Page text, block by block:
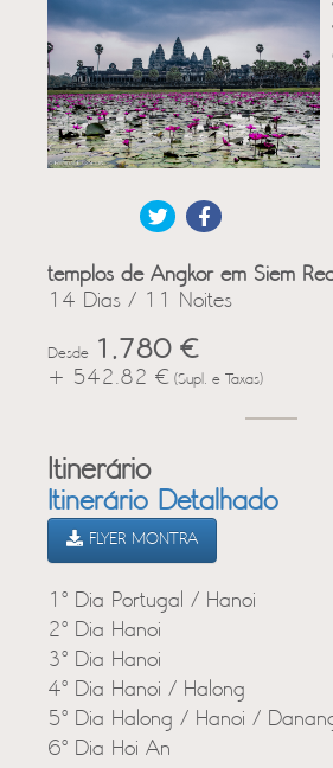
templos de Angkor em Siem
14 Dias / 11 Noites
Desde 1,780 €
+ 542.82 € (Supl. e Taxas)
Itinerário
Itinerário Detalhado
FLYER MONTRA
1º Dia Portugal / Hanoi
2º Dia Hanoi
3º Dia Hanoi
4º Dia Hanoi / Halong
5º Dia Halong / Hanoi /
6º Dia Hoi An